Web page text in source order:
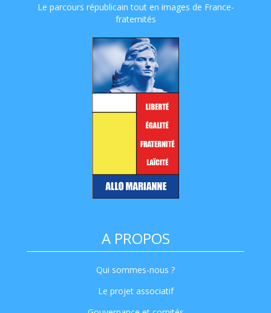
Le parcours républicain tout en images de France-
fraternités
A PROPOS
Qui sommes-nous ?
Le projet associatif